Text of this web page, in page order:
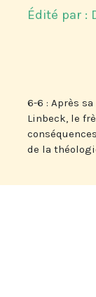
Édité par :
6-6 : Après
Linbeck, le
de la